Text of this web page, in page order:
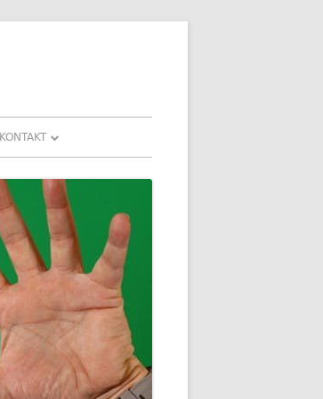
KONTAKT
DOWNLOADS
FAQ
DATENSCHUTZ
IMPRESSUM